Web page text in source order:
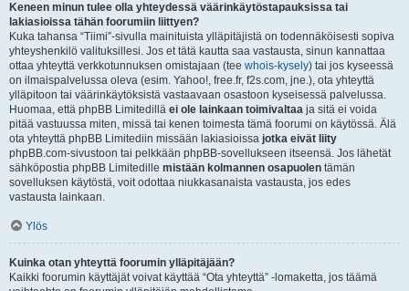
Keneen minun tulee olla yhteydessä väärinkäytöstapauksissa tai
lakiasioissa tähän foorumiin liittyen?
Kuka tahansa “Tiimi”-sivulla mainituista ylläpitäjistä on todennäköisesti sopiva
yhteyshenkilö valituksillesi. Jos et tätä kautta saa vastausta, sinun kannattaa
ottaa yhteyttä verkkotunnuksen omistajaan (tee whois-kysely) tai jos kyseessä
on ilmaispalvelussa oleva (esim. Yahoo!, free.fr, f2s.com, jne.), ota yhteyttä
ylläpitoon tai väärinkäytöksistä vastaavaan osastoon kyseisessä palvelussa.
Huomaa, että phpBB Limitedillä ei ole lainkaan toimivaltaa ja sitä ei voida
pitää vastuussa miten, missä tai kenen toimesta tämä foorumi on käytössä. Älä
ota yhteyttä phpBB Limitediin missään lakiasioissa jotka eivät liity
phpBB.com-sivustoon tai pelkkään phpBB-sovellukseen itseensä. Jos lähetät
sähköpostia phpBB Limitedille mistään kolmannen osapuolen tämän
sovelluksen käytöstä, voit odottaa niukkasanaista vastausta, jos edes
vastausta lainkaan.
Ylös
Kuinka otan yhteyttä foorumin ylläpitäjään?
Kaikki foorumin käyttäjät voivat käyttää “Ota yhteyttä” -lomaketta, jos täämä